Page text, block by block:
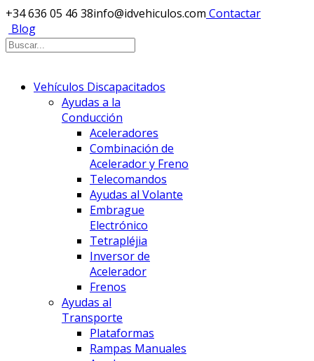
+34 636 05 46 38info@idvehiculos.com Contactar
Blog
Vehículos Discapacitados
Ayudas a la
Conducción
Aceleradores
Combinación de
Acelerador y Freno
Telecomandos
Ayudas al Volante
Embrague
Electrónico
Tetrapléjia
Inversor de
Acelerador
Frenos
Ayudas al
Transporte
Plataformas
Rampas Manuales